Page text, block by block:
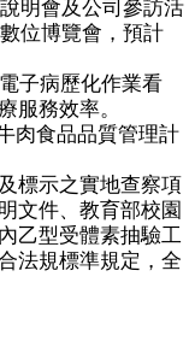
明會及公司參訪活
位博覽會，預計
子病歷化作業看
服務效率。
肉食品品質管理計
標示之實地查察項
文件、教育部校園
乙型受體素抽驗工
法規標準規定，全